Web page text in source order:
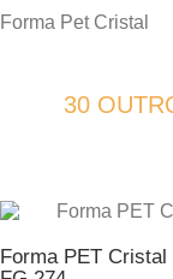
Forma Pet Cristal
30
Forma PET Cristal